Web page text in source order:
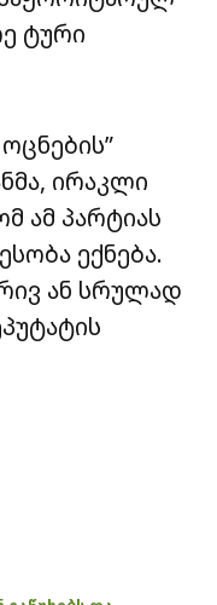
ტური
ირაკლი
ამ პარტიას
ექნება.
ან სრულად